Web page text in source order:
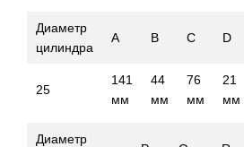
Диаметр
цилиндра
A B C D
25
141
мм
44
мм
76
мм
21
мм
Диаметр